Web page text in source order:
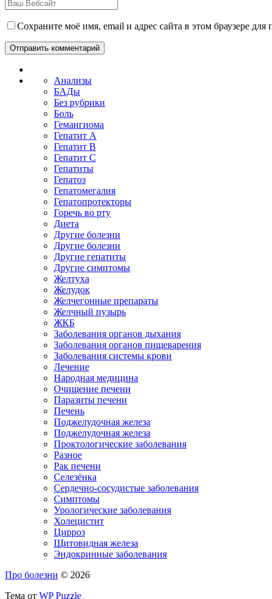
Сохраните моё имя, email и адрес сайта в этом браузере
Анализы
БАДы
Без рубрики
Боль
Гемангиома
Гепатит A
Гепатит B
Гепатит C
Гепатиты
Гепатоз
Гепатомегалия
Гепатопротекторы
Горечь во рту
Диета
Другие болезни
Другие болезни
Другие гепатиты
Другие симптомы
Желтуха
Желудок
Желчегонные препараты
Желчный пузырь
ЖКБ
Заболевания органов дыхания
Заболевания органов пищеварения
Заболевания системы крови
Лечение
Народная медицина
Очищение печени
Паразиты печени
Печень
Поджелудочная железа
Поджелудочная железа
Проктологические заболевания
Разное
Рак печени
Селезёнка
Сердечно-сосудистые заболевания
Симптомы
Урологические заболевания
Холецистит
Цирроз
Щитовидная железа
Эндокринные заболевания
Про болезни © 2026
Тема от WP Puzzle